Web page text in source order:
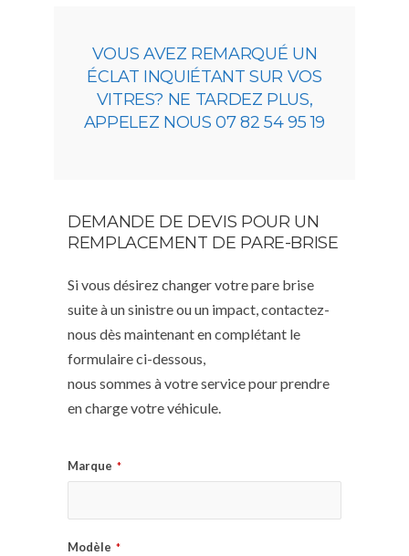
VOUS AVEZ REMARQUÉ UN
ÉCLAT INQUIÉTANT SUR VOS
VITRES? NE TARDEZ PLUS,
APPELEZ NOUS 07 82 54 95 19
DEMANDE DE DEVIS POUR UN
REMPLACEMENT DE PARE-BRISE
Si vous désirez changer votre pare brise
suite à un sinistre ou un impact, contactez-
nous dès maintenant en complétant le
formulaire ci-dessous,
nous sommes à votre service pour prendre
en charge votre véhicule.
Marque *
Modèle *